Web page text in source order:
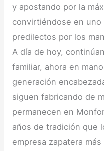
y apostando por la
convirtiéndose en uno
predilectos por los
A día de hoy,
familiar, ahora en
generación
siguen fabricando de
permanecen en
años de tradición que
empresa zapatera